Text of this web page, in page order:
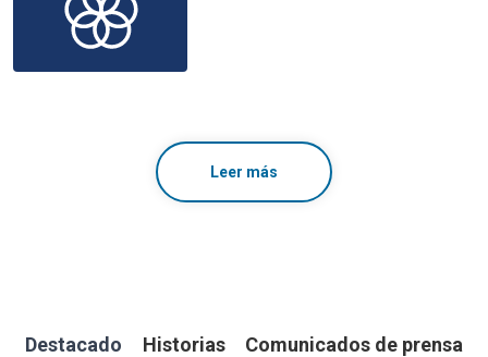
Leer más
Destacado Historias Comunicados de prensa